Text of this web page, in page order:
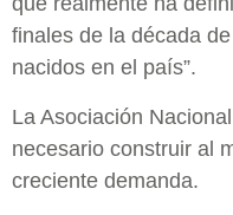
finales de la década
nacidos en el país”.
La Asociación
necesario construir al
creciente demanda.